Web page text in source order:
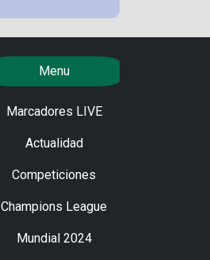
Menu
Marcadores LIVE
Actualidad
Competiciones
Champions League
Mundial 2024